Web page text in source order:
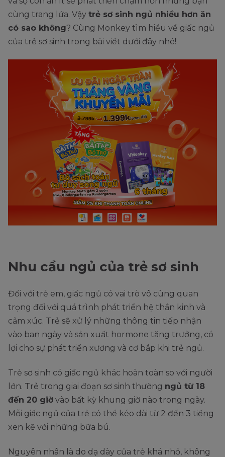
cùng trang lứa. Vậy trẻ sơ sinh ngủ nhiều hơn ăn
có sao không? Cùng Monkey tìm hiểu về giấc ngủ
của trẻ sơ sinh trong bài viết dưới đây nhé!
Nhu cầu ngủ của trẻ sơ sinh
Đối với trẻ em, giấc ngủ có vai trò vô cùng quan
trọng đối với quá trình phát triển hệ thần kinh và
cảm xúc. Trẻ sẽ xử lý những thông tin tiếp nhận
vào ban ngày và sản xuất hormone tăng trưởng, có
lợi cho sự phát triển xương và cơ bắp khi trẻ ngủ.
Trẻ sơ sinh có giấc ngủ khác hoàn toàn so với người
lớn. Trẻ trong giai đoạn sơ sinh thường ngủ từ 18
đến 20 giờ vào bất kỳ khung giờ nào trong ngày.
Mỗi giấc ngủ của trẻ có thể kéo dài từ 2 đến 3 tiếng
xen kẽ với những bữa bú.
Nguyên nhân là do dạ dày của trẻ khá nhỏ, không